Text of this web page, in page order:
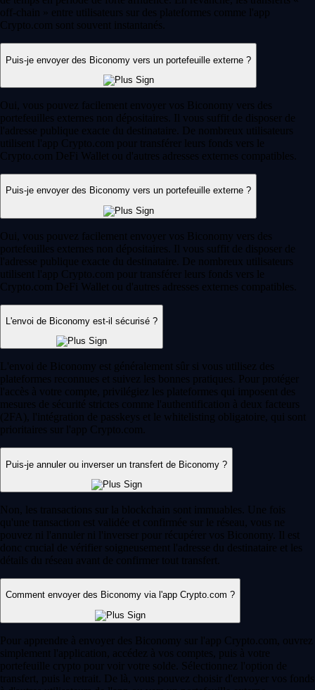
off-chain » entre utilisateurs sur des plateformes comme l'app
Crypto.com sont souvent instantanés.
Puis-je envoyer des Biconomy vers un portefeuille externe ?
Oui, vous pouvez facilement envoyer vos Biconomy vers des
portefeuilles externes non dépositaires. Il vous suffit de disposer de
l'adresse publique exacte du destinataire. De nombreux utilisateurs
utilisent l'app Crypto.com pour transférer leurs fonds vers le
Crypto.com DeFi Wallet ou d'autres adresses externes compatibles.
Puis-je envoyer des Biconomy vers un portefeuille externe ?
Oui, vous pouvez facilement envoyer vos Biconomy vers des
portefeuilles externes non dépositaires. Il vous suffit de disposer de
l'adresse publique exacte du destinataire. De nombreux utilisateurs
utilisent l'app Crypto.com pour transférer leurs fonds vers le
Crypto.com DeFi Wallet ou d'autres adresses externes compatibles.
L'envoi de Biconomy est-il sécurisé ?
L'envoi de Biconomy est généralement sûr si vous utilisez des
plateformes reconnues et suivez les bonnes pratiques. Pour protéger
l'accès à votre compte, privilégiez les plateformes qui imposent des
mesures de sécurité strictes comme l'authentification à deux facteurs
(2FA), l'intégration de passkeys et le whitelisting obligatoire, qui sont
prioritaires sur l'app Crypto.com.
Puis-je annuler ou inverser un transfert de Biconomy ?
Non, les transactions sur la blockchain sont immuables. Une fois
qu'une transaction est validée et confirmée sur le réseau, vous ne
pouvez ni l'annuler ni l'inverser pour récupérer vos Biconomy. Il est
donc crucial de vérifier soigneusement l'adresse du destinataire et les
détails du réseau avant de confirmer tout transfert.
Comment envoyer des Biconomy via l'app Crypto.com ?
Pour apprendre à envoyer des Biconomy sur l'app Crypto.com, ouvrez
simplement l'application, accédez à vos comptes, puis à votre
portefeuille crypto pour voir votre solde. Sélectionnez l'option de
transfert, puis le retrait. De là, vous pouvez choisir d'envoyer vos fonds